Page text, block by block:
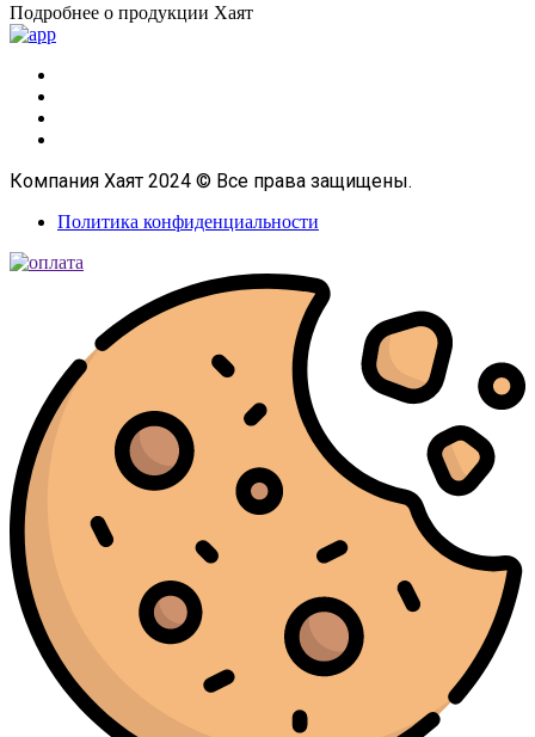
Подробнее о продукции Хаят
Компания Хаят 2024 © Все права защищены.
Политика конфиденциальности